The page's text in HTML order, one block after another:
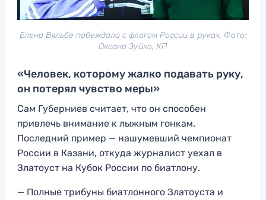
Елена Вяльбе побеждала с флагом России в руках. Фото:
Оксана Зуйко, КП
«Человек, которому жалко подавать руку,
он потерял чувство меры»
Сам Губерниев считает, что он способен
привлечь внимание к лыжным гонкам.
Последний пример — нашумевший чемпионат
России в Казани, откуда журналист уехал в
Златоуст на Кубок России по биатлону.
— Полные трибуны биатлонного Златоуста и